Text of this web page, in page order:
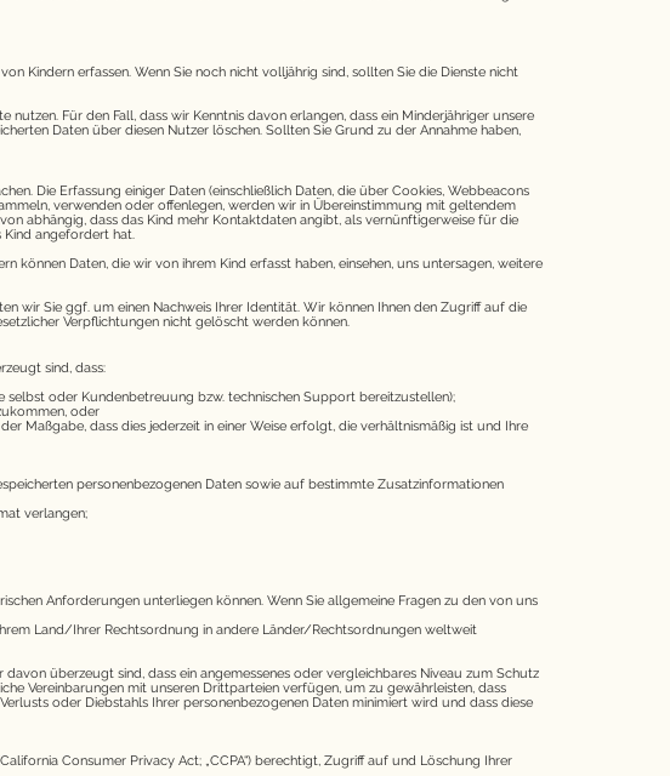
Kindern erfassen. Wenn Sie noch nicht volljährig sind, sollten Sie die Dienste nicht
Für den Fall, dass wir Kenntnis davon erlangen, dass ein Minderjähriger unsere
Daten über diesen Nutzer löschen. Sollten Sie Grund zu der Annahme haben,
Die Erfassung einiger Daten (einschließlich Daten, die über Cookies, Webbeacons
verwenden oder offenlegen, werden wir in Übereinstimmung mit geltendem
abhängig, dass das Kind mehr Kontaktdaten angibt, als vernünftigerweise für die
angefordert hat.
können Daten, die wir von ihrem Kind erfasst haben, einsehen, uns untersagen, weitere
wir Sie ggf. um einen Nachweis Ihrer Identität. Wir können Ihnen den Zugriff auf die
Verpflichtungen nicht gelöscht werden können.
sind, dass:
selbst oder Kundenbetreuung bzw. technischen Support bereitzustellen);
oder
Maßgabe, dass dies jederzeit in einer Weise erfolgt, die verhältnismäßig ist und Ihre
personenbezogenen Daten sowie auf bestimmte Zusatzinformationen
verlangen;
Anforderungen unterliegen können. Wenn Sie allgemeine Fragen zu den von uns
Land/Ihrer Rechtsordnung in andere Länder/Rechtsordnungen weltweit
überzeugt sind, dass ein angemessenes oder vergleichbares Niveau zum Schutz
Vereinbarungen mit unseren Drittparteien verfügen, um zu gewährleisten, dass
oder Diebstahls Ihrer personenbezogenen Daten minimiert wird und dass diese
Consumer Privacy Act; „CCPA“) berechtigt, Zugriff auf und Löschung Ihrer